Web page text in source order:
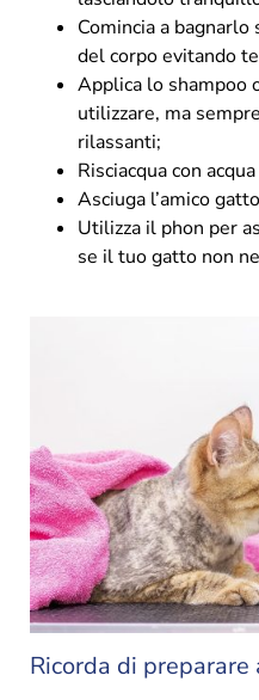
Comincia a
del corpo evitando
Applica lo shampoo
utilizzare, ma
rilassanti;
Risciacqua con
Asciuga l’amico
Utilizza il phon per
se il tuo gatto non
Ricorda di